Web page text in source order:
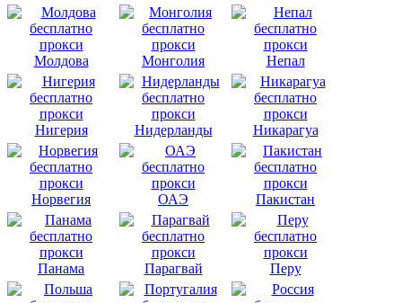
Молдова Монголия Непал
Нигерия Нидерланды Никарагуа
Норвегия ОАЭ Пакистан
Панама Парагвай Перу